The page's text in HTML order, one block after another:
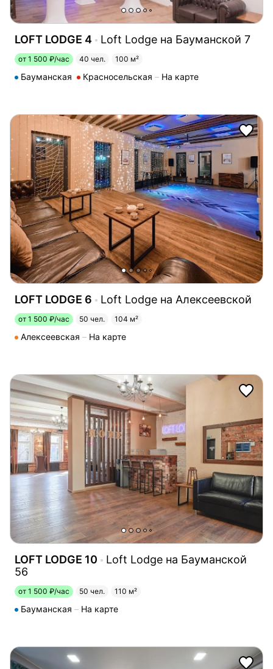
LOFT LODGE 4 Loft Lodge на Бауманской 7
от 1 500 ₽/час 40 чел. 100 м²
Бауманская Красносельская На карте
LOFT LODGE 6 Loft Lodge на Алексеевской
от 1 500 ₽/час 50 чел. 104 м²
Алексеевская На карте
LOFT LODGE 10
Loft Lodge на Бауманской
56
от 1 500 ₽/час 50 чел. 110 м²
Бауманская На карте